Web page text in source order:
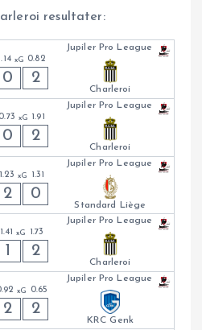
resultater:
Jupiler Pro League
xG 0.82
0 2
Charleroi
Jupiler Pro League
0.73 xG 1.91
0 2
Charleroi
Jupiler Pro League
1.23 xG 1.31
2 0
Standard Liège
Jupiler Pro League
1.41 xG 1.73
1 2
Charleroi
Jupiler Pro League
xG 0.65
2 2
KRC Genk